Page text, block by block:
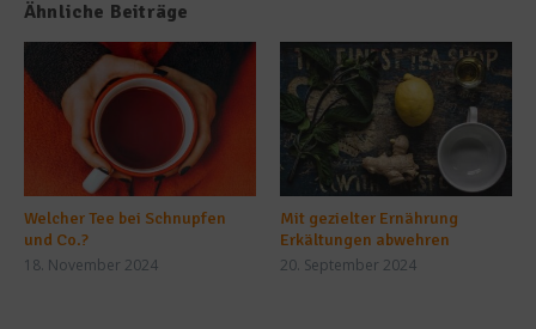
Ähnliche Beiträge
Welcher Tee bei Schnupfen
und Co.?
18. November 2024
Mit gezielter Ernährung
Erkältungen abwehren
20. September 2024